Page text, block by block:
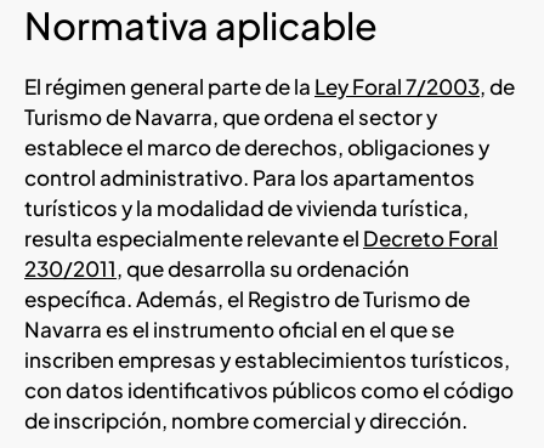
Normativa aplicable
El régimen general parte de la Ley Foral 7/2003, de
Turismo de Navarra, que ordena el sector y
establece el marco de derechos, obligaciones y
control administrativo. Para los apartamentos
turísticos y la modalidad de vivienda turística,
resulta especialmente relevante el Decreto Foral
230/2011, que desarrolla su ordenación
específica. Además, el Registro de Turismo de
Navarra es el instrumento oficial en el que se
inscriben empresas y establecimientos turísticos,
con datos identificativos públicos como el código
de inscripción, nombre comercial y dirección.